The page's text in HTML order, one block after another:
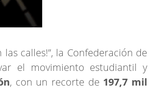
calles!”, la Confederación de
el movimiento estudiantil y
, con un recorte de 197,7 mil